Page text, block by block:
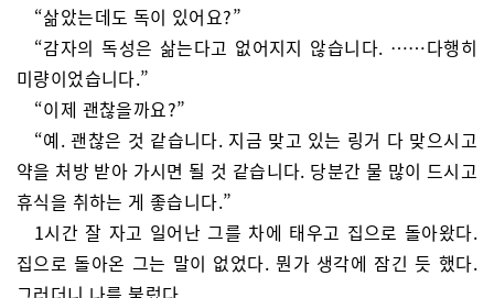
“삶았는데도 독이 있어요?”
“감자의 독성은 삶는다고 없어지지 않습니다. ……다행히
미량이었습니다.”
“이제 괜찮을까요?”
“예. 괜찮은 것 같습니다. 지금 맞고 있는 링거 다 맞으시고
약을 처방 받아 가시면 될 것 같습니다. 당분간 물 많이 드시고
휴식을 취하는 게 좋습니다.”
1시간 잘 자고 일어난 그를 차에 태우고 집으로 돌아왔다.
집으로 돌아온 그는 말이 없었다. 뭔가 생각에 잠긴 듯 했다.